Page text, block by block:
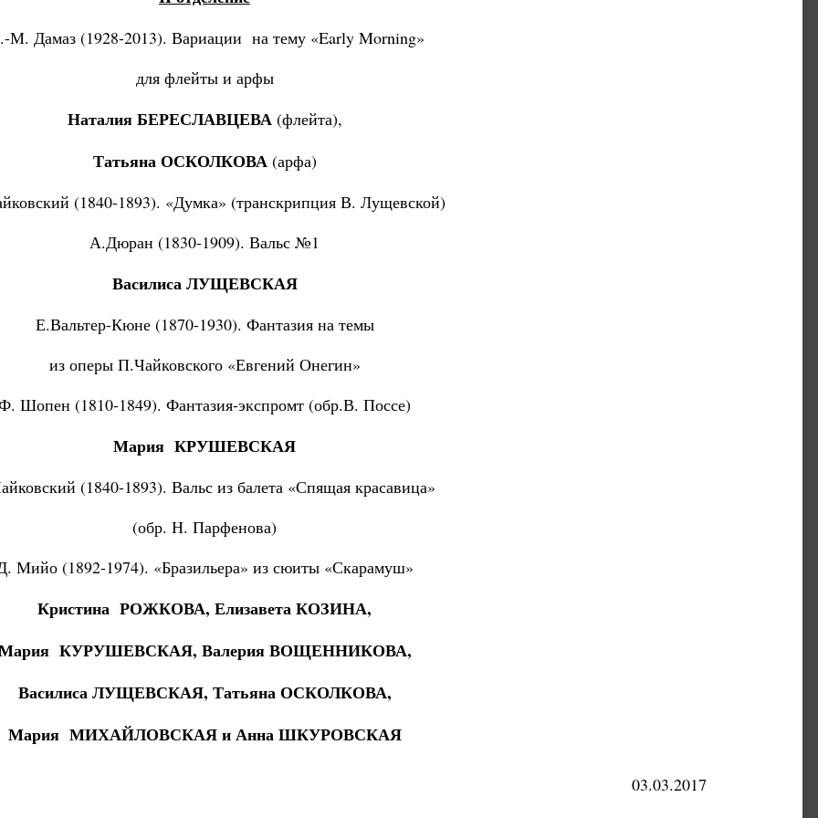
Дамаз (1928-2013). Вариации на тему «Early Morning»
для флейты и арфы
Наталия БЕРЕСЛАВЦЕВА (флейта),
Татьяна ОСКОЛКОВА (арфа)
(1840-1893). «Думка» (транскрипция В. Лущевской)
А.Дюран (1830-1909). Вальс №1
Василиса ЛУЩЕВСКАЯ
Е.Вальтер-Кюне (1870-1930). Фантазия на темы
из оперы П.Чайковского «Евгений Онегин»
Шопен (1810-1849). Фантазия-экспромт (обр.В. Поссе)
Мария КРУШЕВСКАЯ
(1840-1893). Вальс из балета «Спящая красавица»
(обр. Н. Парфенова)
Мийо (1892-1974). «Бразильера» из сюиты «Скарамуш»
Кристина РОЖКОВА, Елизавета КОЗИНА,
КУРУШЕВСКАЯ, Валерия ВОЩЕННИКОВА,
Василиса ЛУЩЕВСКАЯ, Татьяна ОСКОЛКОВА,
Мария МИХАЙЛОВСКАЯ и Анна ШКУРОВСКАЯ
03.03.2017